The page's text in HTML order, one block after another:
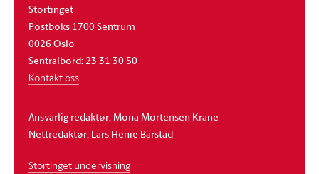
Stortinget
Postboks 1700 Sentrum
0026 Oslo
Sentralbord: 23 31 30 50
Kontakt oss
Ansvarlig redaktør: Mona Mortensen Krane
Nettredaktør: Lars Henie Barstad
Stortinget undervisning